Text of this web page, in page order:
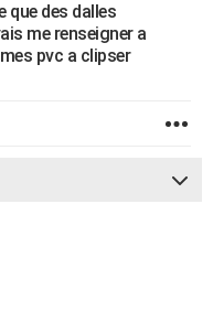
que des dalles
me renseigner a
pvc a clipser